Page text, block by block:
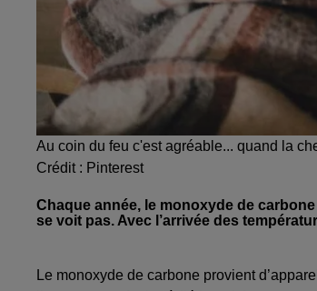
Au coin du feu c'est agréable... quand la
Crédit : Pinterest
Chaque année, le monoxyde de
se voit pas. Avec l’arrivée des
Le monoxyde de carbone provient